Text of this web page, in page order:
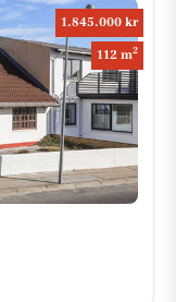
1.845.000 kr
112 m2